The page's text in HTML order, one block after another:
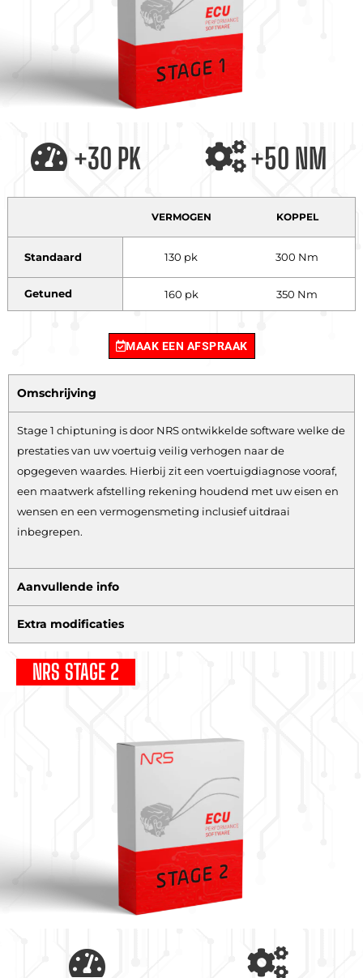
+30 PK +50 NM
VERMOGEN KOPPEL
Standaard 130 pk 300 Nm
Getuned 160 pk 350 Nm
MAAK EEN AFSPRAAK
Omschrijving
Stage 1 chiptuning is door NRS ontwikkelde software welke de
prestaties van uw voertuig veilig verhogen naar de
opgegeven waardes. Hierbij zit een voertuigdiagnose vooraf,
een maatwerk afstelling rekening houdend met uw eisen en
wensen en een vermogensmeting inclusief uitdraai
inbegrepen.
Aanvullende info
Extra modificaties
NRS STAGE 2